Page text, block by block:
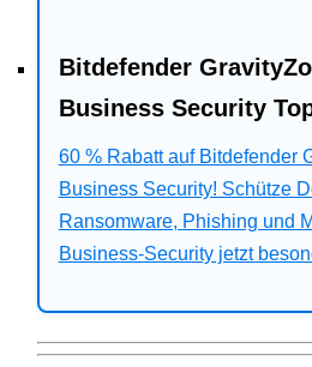
Bitdefender
Business Security
60 % Rabatt auf Bitdefender
Business Security! Schütze
Ransomware, Phishing und
Business-Security jetzt